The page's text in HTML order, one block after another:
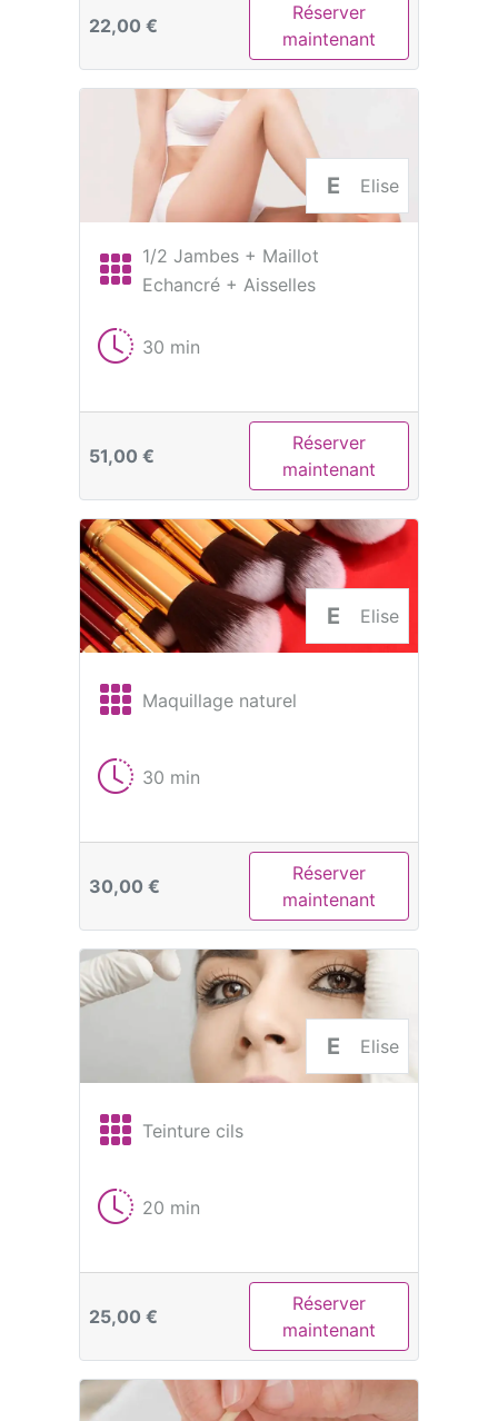
22,00 €
Réserver
maintenant
E Elise
1/2 Jambes + Maillot
Echancré + Aisselles
30 min
51,00 €
Réserver
maintenant
E Elise
Maquillage naturel
30 min
30,00 €
Réserver
maintenant
E Elise
Teinture cils
20 min
25,00 €
Réserver
maintenant